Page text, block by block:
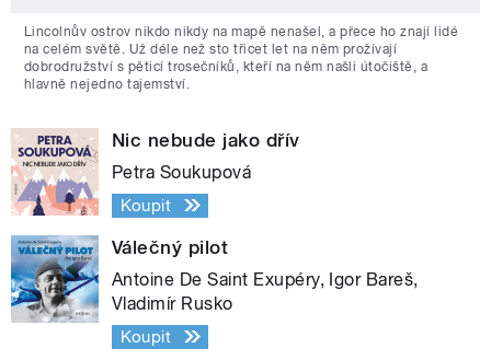
Lincolnův ostrov nikdo nikdy na mapě nenašel, a přece ho znají lidé
na celém světě. Už déle než sto třicet let na něm prožívají
dobrodružství s pěticí trosečníků, kteří na něm našli útočiště, a
hlavně nejedno tajemství.
Nic nebude jako dřív
Petra Soukupová
Koupit
Válečný pilot
Antoine De Saint Exupéry, Igor Bareš,
Vladimír Rusko
Koupit